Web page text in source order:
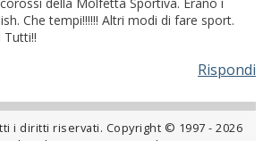
Che tempi!!!!!! Altri modi di fare sport.
Tutti!!
Rispondi
i diritti riservati. Copyright © 1997 - 2026